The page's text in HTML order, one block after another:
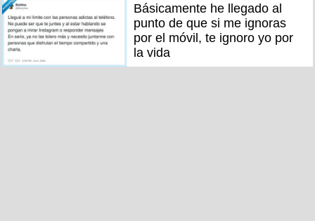
Básicamente he llegado al
punto de que si me ignoras
por el móvil, te ignoro yo por
la vida